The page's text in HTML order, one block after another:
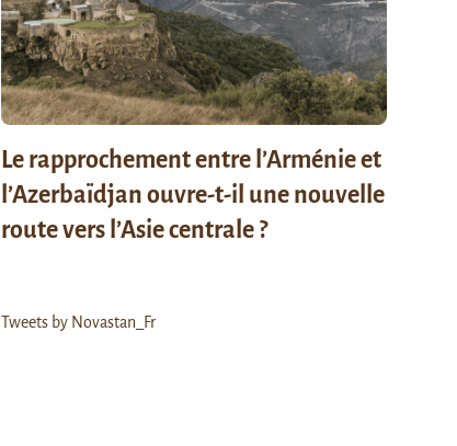
Le rapprochement entre l’Arménie et
l’Azerbaïdjan ouvre-t-il une nouvelle
route vers l’Asie centrale ?
Tweets by Novastan_Fr